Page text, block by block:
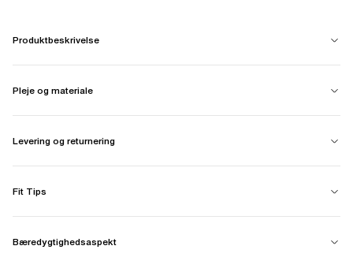
Produktbeskrivelse
Pleje og materiale
Levering og returnering
Fit Tips
Bæredygtighedsaspekt